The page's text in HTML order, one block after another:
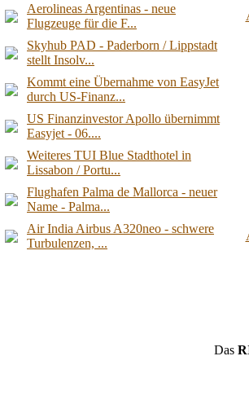
Aerolineas Argentinas - neue
Flugzeuge für die F...
Skyhub PAD - Paderborn / Lippstadt
stellt Insolv...
Kommt eine Übernahme von EasyJet
durch US-Finanz...
US Finanzinvestor Apollo übernimmt
Easyjet - 06....
Weiteres TUI Blue Stadthotel in
Lissabon / Portu...
Flughafen Palma de Mallorca - neuer
Name - Palma...
Air India Airbus A320neo - schwere
Turbulenzen, ...
Das